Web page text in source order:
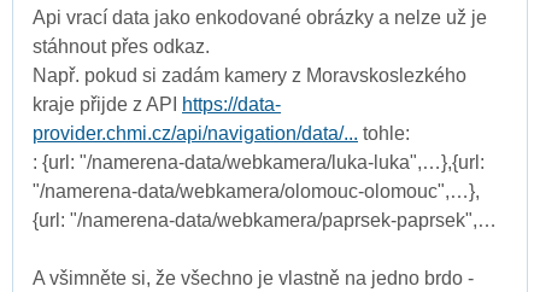
Api vrací data jako enkodované obrázky a nelze už je
stáhnout přes odkaz.
Např. pokud si zadám kamery z Moravskoslezkého
kraje přijde z API
https://data-
provider.chmi.cz/api/navigation/data/... tohle:
: {url: "/namerena-data/webkamera/luka-luka",…},{url:
"/namerena-data/webkamera/olomouc-olomouc",…},
{url: "/namerena-data/webkamera/paprsek-paprsek",…
A všimněte si, že všechno je vlastně na jedno brdo -